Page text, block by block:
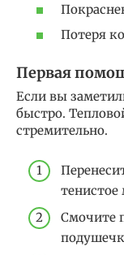
Потеря
Первая
Если вы
быстро.
стремительно.
тенистое
Смочите